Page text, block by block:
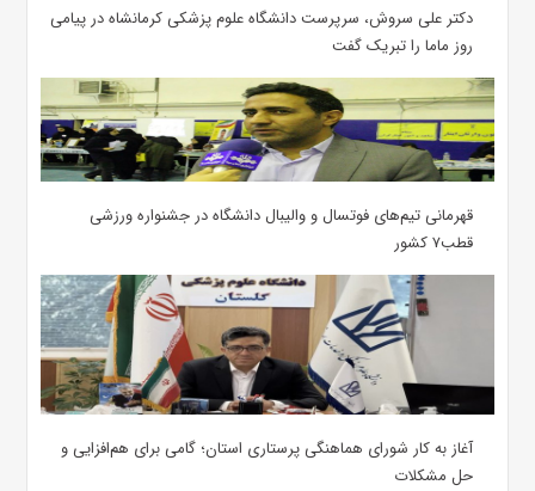
دکتر علی سروش، سرپرست دانشگاه علوم پزشکی کرمانشاه در پیامی
روز ماما را تبریک گفت
قهرمانی تیم‌های فوتسال و والیبال دانشگاه در جشنواره ورزشی
قطب۷ کشور
آغاز به کار شورای هماهنگی پرستاری استان؛ گامی برای هم‌افزایی و
حل مشکلات